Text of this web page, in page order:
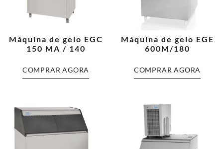
Máquina de gelo EGC
150 MA / 140
COMPRAR AGORA
Máquina de gelo EGE
600M/180
COMPRAR AGORA